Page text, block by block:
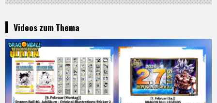
Videos zum Thema